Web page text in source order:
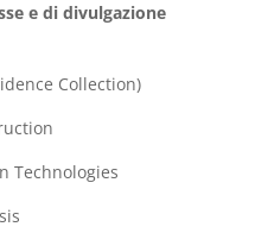
e di divulgazione
Collection)
Technologies